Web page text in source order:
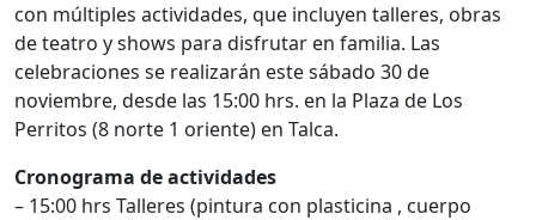
con múltiples actividades, que incluyen talleres, obras
de teatro y shows para disfrutar en familia. Las
celebraciones se realizarán este sábado 30 de
noviembre, desde las 15:00 hrs. en la Plaza de Los
Perritos (8 norte 1 oriente) en Talca.
Cronograma de actividades
– 15:00 hrs Talleres (pintura con plasticina , cuerpo